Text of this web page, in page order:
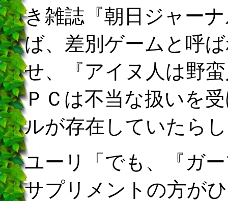
き雑誌『朝日ジャー
ば、差別ゲームと呼
せ、『アイヌ人は野
ＰＣは不当な扱いを
ルが存在していたら
ユーリ「でも、『ガ
サプリメントの方が